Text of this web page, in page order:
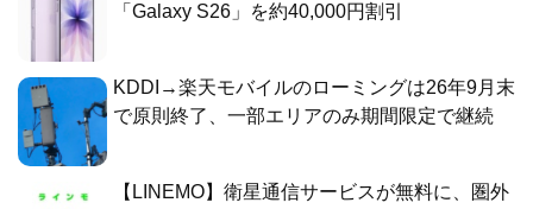
「Galaxy S26」を約40,000円割引
KDDI→楽天モバイルのローミングは26年9月末
で原則終了、一部エリアのみ期間限定で継続
【LINEMO】衛星通信サービスが無料に、圏外